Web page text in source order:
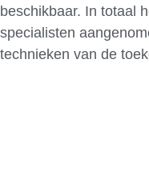
beschikbaar. In totaal
specialisten
technieken van de